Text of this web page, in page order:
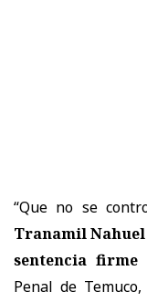
“Que no se
Tranamil
sentencia firme
Penal de